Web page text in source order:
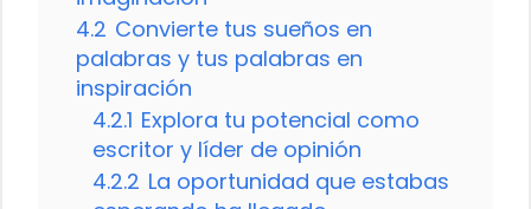
4.2 Convierte tus sueños en
palabras y tus palabras en
inspiración
4.2.1 Explora tu potencial como
escritor y líder de opinión
4.2.2 La oportunidad que estabas